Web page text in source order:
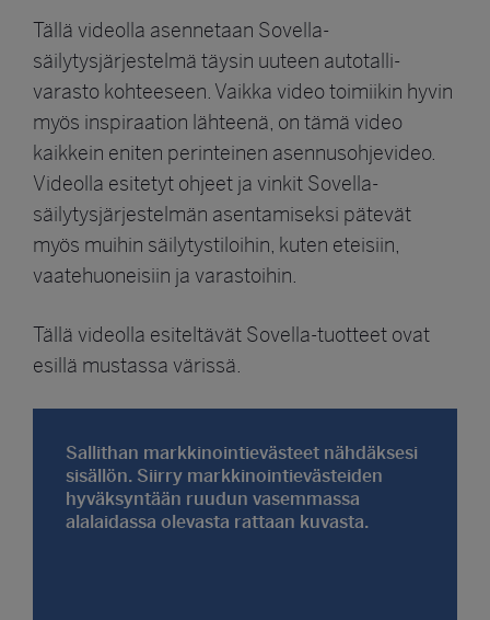
Tällä videolla asennetaan Sovella-
säilytysjärjestelmä täysin uuteen autotalli-
varasto kohteeseen. Vaikka video toimiikin hyvin
myös inspiraation lähteenä, on tämä video
kaikkein eniten perinteinen asennusohjevideo.
Videolla esitetyt ohjeet ja vinkit Sovella-
säilytysjärjestelmän asentamiseksi pätevät
myös muihin säilytystiloihin, kuten eteisiin,
vaatehuoneisiin ja varastoihin.
Tällä videolla esiteltävät Sovella-tuotteet ovat
esillä mustassa värissä.
Sallithan markkinointievästeet nähdäksesi
sisällön. Siirry markkinointievästeiden
hyväksyntään ruudun vasemmassa
alalaidassa olevasta rattaan kuvasta.